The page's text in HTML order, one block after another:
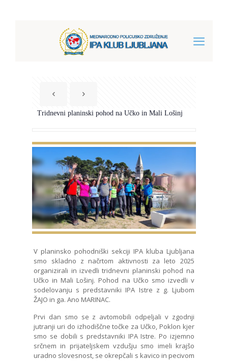
Tridnevni planinski pohod na Učko in Mali Lošinj
V planinsko pohodniški sekciji IPA kluba Ljubljana
smo skladno z načrtom aktivnosti za leto 2025
organizirali in izvedli tridnevni planinski pohod na
Učko in Mali Lošinj. Pohod na Učko smo izvedli v
sodelovanju s predstavniki IPA Istre z g. Ljubom
ŽAJO in ga. Ano MARINAC.
Prvi dan smo se z avtomobili odpeljali v zgodnji
jutranji uri do izhodiščne točke za Učko, Poklon kjer
smo se dobili s predstavniki IPA Istre. Po izjemno
srčnem in prijateljskem vzdušju smo imeli krajšo
uradno slovesnost, se okrepčali s kavico in pecivom